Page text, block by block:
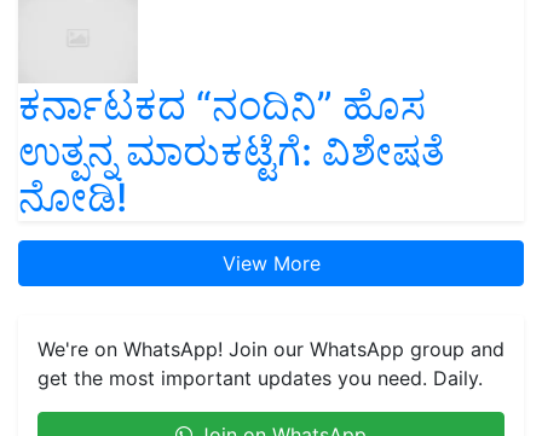
ಕರ್ನಾಟಕದ “ನಂದಿನಿ” ಹೊಸ
ಉತ್ಪನ್ನ ಮಾರುಕಟ್ಟೆಗೆ: ವಿಶೇಷತೆ
ನೋಡಿ!
View More
We're on WhatsApp! Join our WhatsApp group and
get the most important updates you need. Daily.